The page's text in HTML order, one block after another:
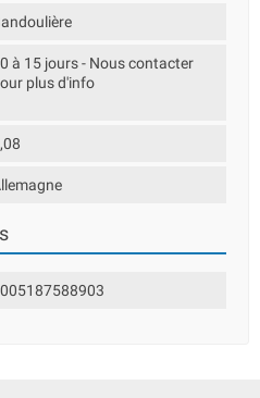
à 15 jours - Nous contacter
plus d'info